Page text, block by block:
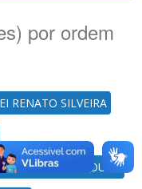
por ordem
RENATO SILVEIRA
FONTOURA